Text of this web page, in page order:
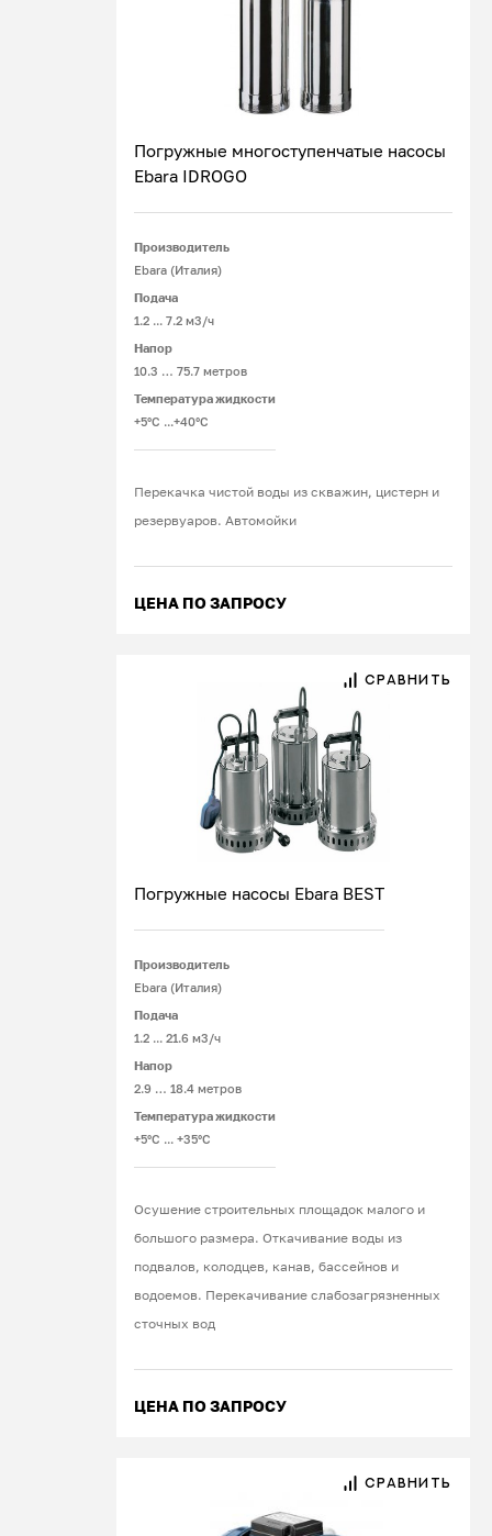
Погружные многоступенчатые насосы
Ebara IDROGO
Производитель
Ebara (Италия)
Подача
1.2 ... 7.2 м3/ч
Напор
10.3 … 75.7 метров
Температура жидкости
+5°С ...+40°С
Перекачка чистой воды из скважин, цистерн и
резервуаров. Автомойки
ЦЕНА ПО ЗАПРОСУ
СРАВНИТЬ
Погружные насосы Ebara BEST
Производитель
Ebara (Италия)
Подача
1.2 ... 21.6 м3/ч
Напор
2.9 … 18.4 метров
Температура жидкости
+5°С ... +35°С
Осушение строительных площадок малого и
большого размера. Откачивание воды из
подвалов, колодцев, канав, бассейнов и
водоемов. Перекачивание слабозагрязненных
сточных вод
ЦЕНА ПО ЗАПРОСУ
СРАВНИТЬ